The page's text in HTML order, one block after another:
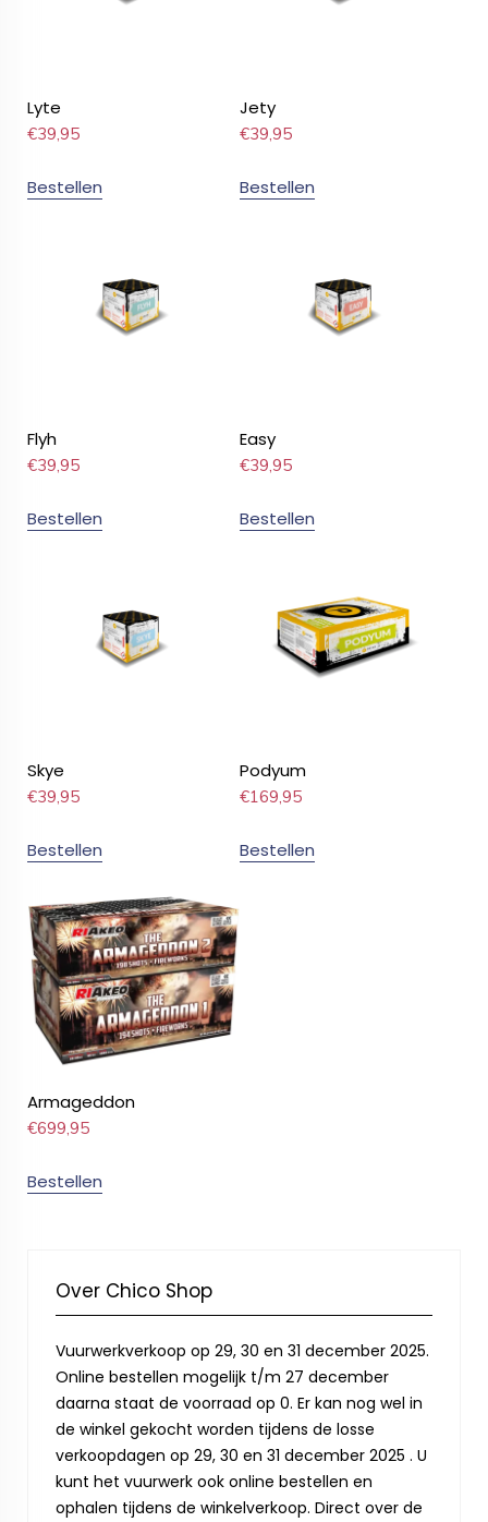
Lyte
€39,95
Bestellen
Jety
€39,95
Bestellen
Flyh
€39,95
Bestellen
Easy
€39,95
Bestellen
Skye
€39,95
Bestellen
Podyum
€169,95
Bestellen
Armageddon
€699,95
Bestellen
Over Chico Shop
Vuurwerkverkoop op 29, 30 en 31 december 2025.
Online bestellen mogelijk t/m 27 december
daarna staat de voorraad op 0. Er kan nog wel in
de winkel gekocht worden tijdens de losse
verkoopdagen op 29, 30 en 31 december 2025 . U
kunt het vuurwerk ook online bestellen en
ophalen tijdens de winkelverkoop. Direct over de